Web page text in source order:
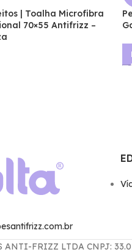
| Toalha Microfibra
70×55 Antifrizz –
ANTI-FRIZZ LTDA CNPJ: